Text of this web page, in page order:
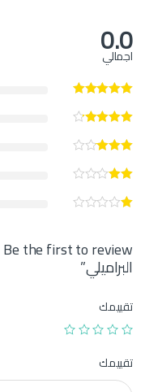
0.0
اجمالي
البراميلي”
تقييمك
تقييمك